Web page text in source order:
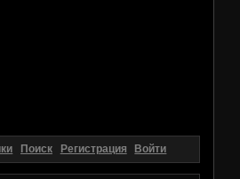
Поиск Регистрация Войти